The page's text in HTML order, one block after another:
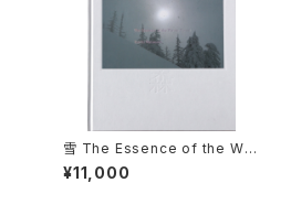
雪 The Essence of the Win
ter Forest 森／coverB
¥11,000